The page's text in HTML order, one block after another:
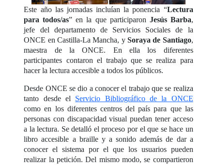
Este año las jornadas incluían la ponencia “Lectura
para todos/as” en la que participaron Jesús Barba,
jefe del departamento de Servicios Sociales de la
ONCE en Castilla-La Mancha, y Soraya de Santiago,
maestra de la ONCE. En ella los diferentes
participantes contaron el trabajo que se realiza para
hacer la lectura accesible a todos los públicos.
Desde ONCE se dio a conocer el trabajo que se realiza
tanto desde el Servicio Bibliográfico de la ONCE
como en los diferentes centros del país para que las
personas con discapacidad visual puedan tener acceso
a la lectura. Se detalló el proceso por el que se hace un
libro accesible a braille y a sonido además de dar a
conocer el sistema por el que los usuarios pueden
realizar la petición. Del mismo modo, se compartieron